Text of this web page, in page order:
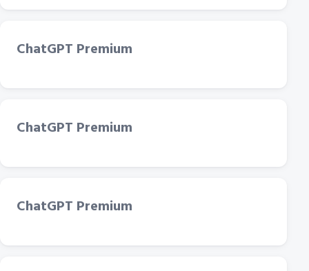
ChatGPT Premium
ChatGPT Premium
ChatGPT Premium